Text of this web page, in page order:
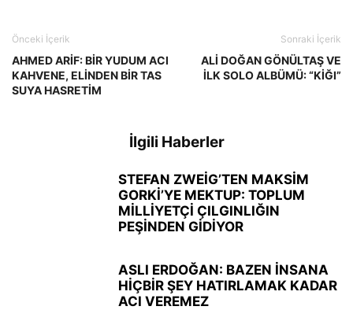
Önceki İçerik
AHMED ARİF: BİR YUDUM ACI
KAHVENE, ELİNDEN BİR TAS
SUYA HASRETİM
Sonraki İçerik
ALİ DOĞAN GÖNÜLTAŞ VE
İLK SOLO ALBÜMÜ: “KİĞI”
İlgili Haberler
STEFAN ZWEİG’TEN MAKSİM
GORKİ’YE MEKTUP: TOPLUM
MİLLİYETÇİ ÇILGINLIĞIN
PEŞİNDEN GİDİYOR
ASLI ERDOĞAN: BAZEN İNSANA
HİÇBİR ŞEY HATIRLAMAK KADAR
ACI VEREMEZ